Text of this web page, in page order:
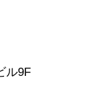
ル9F